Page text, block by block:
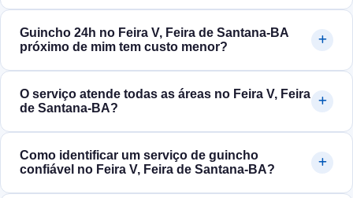
Guincho 24h no Feira V, Feira de Santana‑BA
próximo de mim tem custo menor?
O serviço atende todas as áreas no Feira V, Feira
de Santana‑BA?
Como identificar um serviço de guincho
confiável no Feira V, Feira de Santana‑BA?